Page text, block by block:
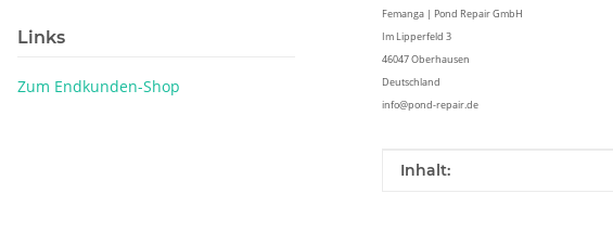
Femanga | Pond Repair GmbH
Im Lipperfeld 3
46047 Oberhausen
Deutschland
info@pond-repair.de
Produkteigenschaft
Wert
Inhalt:
Links
Zum Endkunden-Shop